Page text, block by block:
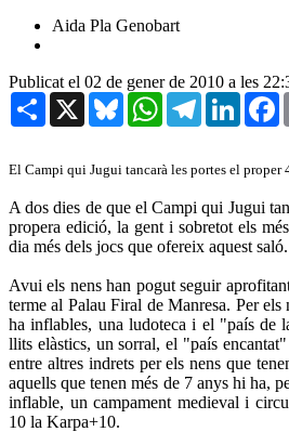
Aida Pla Genobart
Publicat el 02 de gener de 2010 a les
Share X BlueskyWhatsAppTelegram
El Campi qui Jugui tancarà les portes el proper
A dos dies de que el Campi qui Jugui
propera edició, la gent i sobretot els
dia més dels jocs que ofereix aquest saló.
Avui els nens han pogut seguir
terme al Palau Firal de Manresa. Per els
ha inflables, una ludoteca i el "país de
llits elàstics, un sorral, el "país
entre altres indrets per els nens que
aquells que tenen més de 7 anys hi ha,
inflable, un campament medieval i
10 la Karpa+10.